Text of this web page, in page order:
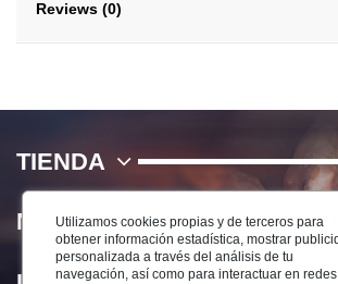
Reviews (0)
TIENDA
NOSOTROS
Utilizamos cookies propias y de terceros para
obtener información estadística, mostrar
personalizada a través del análisis de tu
navegación, así como para interactuar en redes